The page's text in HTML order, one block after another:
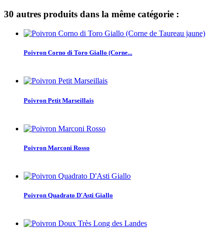
30 autres produits dans la même catégorie :
Poivron Corno di Toro Giallo (Corne...
Poivron Petit Marseillais
Poivron Marconi Rosso
Poivron Quadrato D'Asti Giallo